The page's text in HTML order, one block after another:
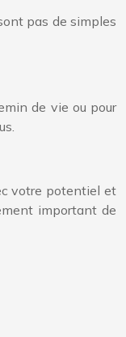
pas de simples
de vie ou pour
votre potentiel et
important de